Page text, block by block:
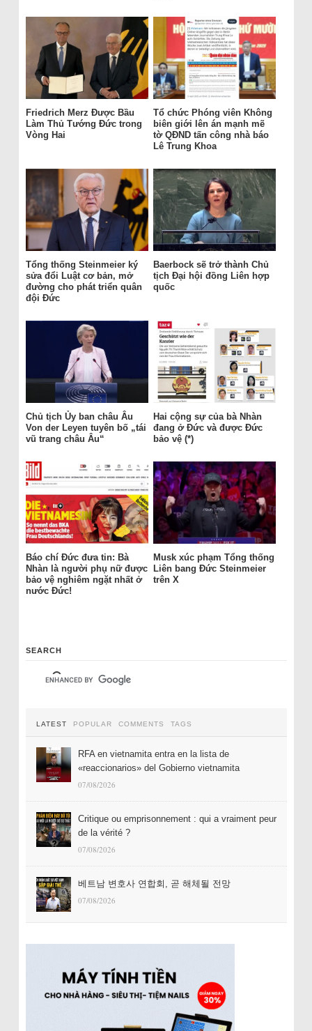
Friedrich Merz Được Bầu
Làm Thủ Tướng Đức trong
Vòng Hai
Tổ chức Phóng viên Không
biên giới lên án mạnh mẽ
tờ QĐND tấn công nhà báo
Lê Trung Khoa
Tổng thống Steinmeier ký
sửa đổi Luật cơ bản, mở
đường cho phát triển quân
đội Đức
Baerbock sẽ trở thành Chủ
tịch Đại hội đồng Liên hợp
quốc
Chủ tịch Ủy ban châu Âu
Von der Leyen tuyên bố „tái
vũ trang châu Âu“
Hai cộng sự của bà Nhàn
đang ở Đức và được Đức
bảo vệ (*)
Báo chí Đức đưa tin: Bà
Nhàn là người phụ nữ được
bảo vệ nghiêm ngặt nhất ở
nước Đức!
Musk xúc phạm Tổng thống
Liên bang Đức Steinmeier
trên X
SEARCH
LATEST POPULAR COMMENTS TAGS
RFA en vietnamita entra en la lista de
«reaccionarios» del Gobierno vietnamita
07/08/2026
Critique ou emprisonnement : qui a vraiment peur
de la vérité ?
07/08/2026
베트남 변호사 연합회, 곧 해체될 전망
07/08/2026